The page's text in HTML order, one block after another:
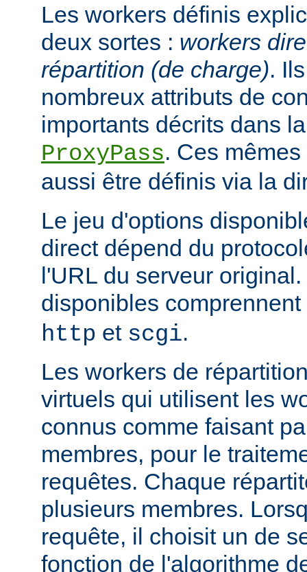
Les workers définis
deux sortes : workers
répartition (de charge).
nombreux attributs de
importants décrits dans
ProxyPass. Ces
aussi être définis via la
Le jeu d'options
direct dépend du
l'URL du serveur
disponibles comprennent
http et scgi.
Les workers de
virtuels qui utilisent les
connus comme faisant
membres, pour le
requêtes. Chaque
plusieurs membres.
requête, il choisit un de
fonction de l'algorithme